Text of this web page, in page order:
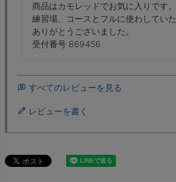
商品はカモレッドでお気に入りです。
練習場、コースとフルに使わしていた
ありがとうございました。
受付番号 869456
すべてのレビューを見る
レビューを書く